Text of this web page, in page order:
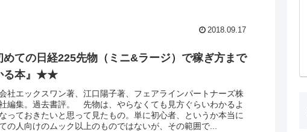
2018.09.17
めての日経225先物（ミニ&ラージ）で稼ぎ方まで
る本』★★
社エックスワン著、江口陽子著、フェアラインパートナーズ株
編集。過去書評。 先物は、やらなくても見方ぐらいわかるよ
っておきたいと思って見たもの。単に初心者、というか本当に
の人向けのムック以上のものではないが、その範囲で...